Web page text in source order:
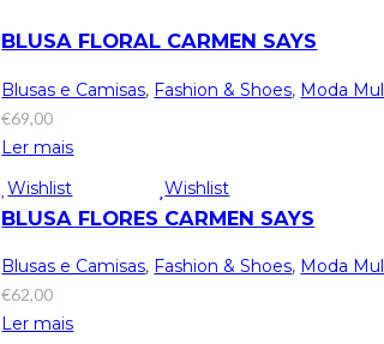
BLUSA FLORAL CARMEN SAYS
Blusas e Camisas, Fashion & Shoes, Moda
€69,00
Ler mais
Wishlist
Wishlist
BLUSA FLORES CARMEN SAYS
Blusas e Camisas, Fashion & Shoes, Moda
€62,00
Ler mais